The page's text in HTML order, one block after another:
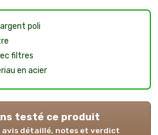
poli
filtres
en acier
testé ce produit
avis détaillé, notes et verdict